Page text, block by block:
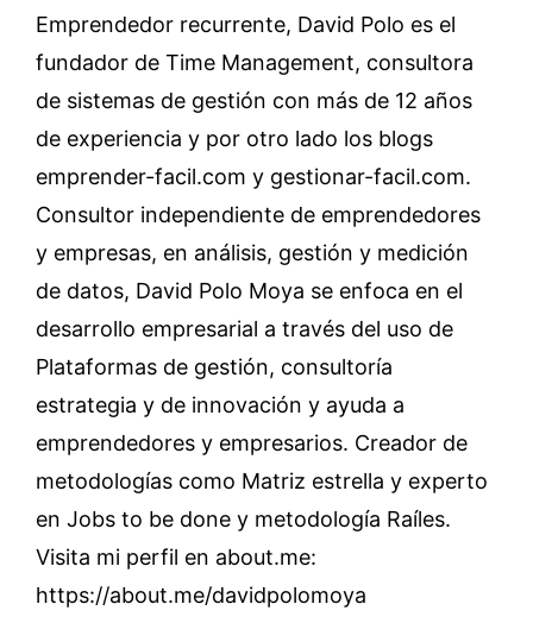
Emprendedor recurrente, David Polo es el
fundador de Time Management, consultora
de sistemas de gestión con más de 12 años
de experiencia y por otro lado los blogs
emprender-facil.com y gestionar-facil.com.
Consultor independiente de emprendedores
y empresas, en análisis, gestión y medición
de datos, David Polo Moya se enfoca en el
desarrollo empresarial a través del uso de
Plataformas de gestión, consultoría
estrategia y de innovación y ayuda a
emprendedores y empresarios. Creador de
metodologías como Matriz estrella y experto
en Jobs to be done y metodología Raíles.
Visita mi perfil en about.me:
https://about.me/davidpolomoya